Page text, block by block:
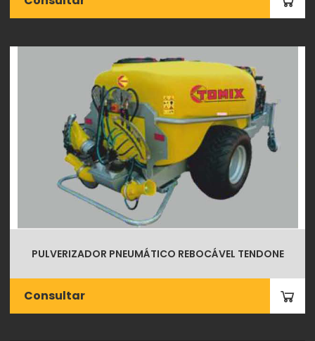
PULVERIZADOR PNEUMÁTICO REBOCÁVEL TENDONE
Consultar